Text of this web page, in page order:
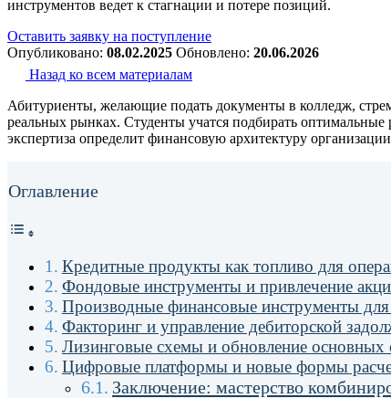
инструментов ведет к стагнации и потере позиций.
Оставить заявку на поступление
Опубликовано: 08.02.2025 Обновлено: 20.06.2026
Назад ко всем материалам
Абитуриенты, желающие подать документы в колледж,
реальных рынках. Студенты учатся подбирать
экспертиза определит финансовую архитектуру
Оглавление
Кредитные продукты как топливо для
Фондовые инструменты и привлечение
Производные финансовые инструменты
Факторинг и управление дебиторской
Лизинговые схемы и обновление основных
Цифровые платформы и новые формы
Заключение: мастерство